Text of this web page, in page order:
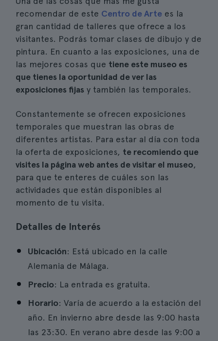
recomendar de este Centro de Arte es la
gran cantidad de talleres que ofrece a los
visitantes. Podrás tomar clases de dibujo y de
pintura. En cuanto a las exposiciones, una de
las mejores cosas que tiene este museo es
que tienes la oportunidad de ver las
exposiciones fijas y también las temporales.
Constantemente se ofrecen exposiciones
temporales que muestran las obras de
diferentes artistas. Para estar al día con toda
la oferta de exposiciones, te recomiendo que
visites la página web antes de visitar el museo,
para que te enteres de cuáles son las
actividades que están disponibles al
momento de tu visita.
Detalles de Interés
Ubicación: Está ubicado en la calle
Alemania de Málaga.
Precio: La entrada es gratuita.
Horario: Varía de acuerdo a la estación del
año. En invierno abre desde las 9:00 hasta
las 23:30. En verano abre desde las 9:00 a